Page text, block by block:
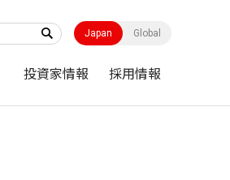
Japan Global
投資家情報 採用情報